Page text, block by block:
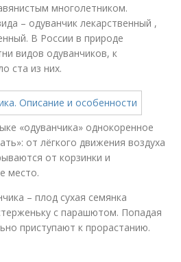
многолетником.
– одуванчик лекарственный ,
В России в природе
видов одуванчиков, к
ста из них.
«одуванчика» однокоренное
от лёгкого движения воздуха
от корзинки и
место.
– плод сухая семянка
с парашютом. Попадая
приступают к прорастанию.